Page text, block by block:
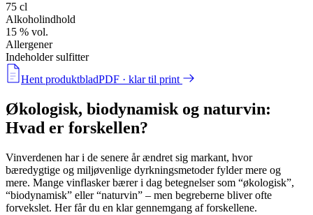
75 cl
Alkoholindhold
15 % vol.
Allergener
Indeholder sulfitter
Hent produktbladPDF · klar til print
Økologisk, biodynamisk og naturvin:
Hvad er forskellen?
Vinverdenen har i de senere år ændret sig markant, hvor
bæredygtige og miljøvenlige dyrkningsmetoder fylder mere og
mere. Mange vinflasker bærer i dag betegnelser som “økologisk”,
“biodynamisk” eller“naturvin” – men begreberne bliver ofte
forvekslet. Her får du en klar gennemgang af forskellene.